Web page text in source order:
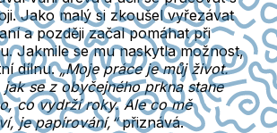
Jako malý si zkoušel vyřezávat
a později začal pomáhat při
Jakmile se mu naskytla možnost,
dílnu.„Moje práce je můj život.
se z obyčejného prkna stane
co vydrží roky. Ale co mě
je papírování,“přiznává.